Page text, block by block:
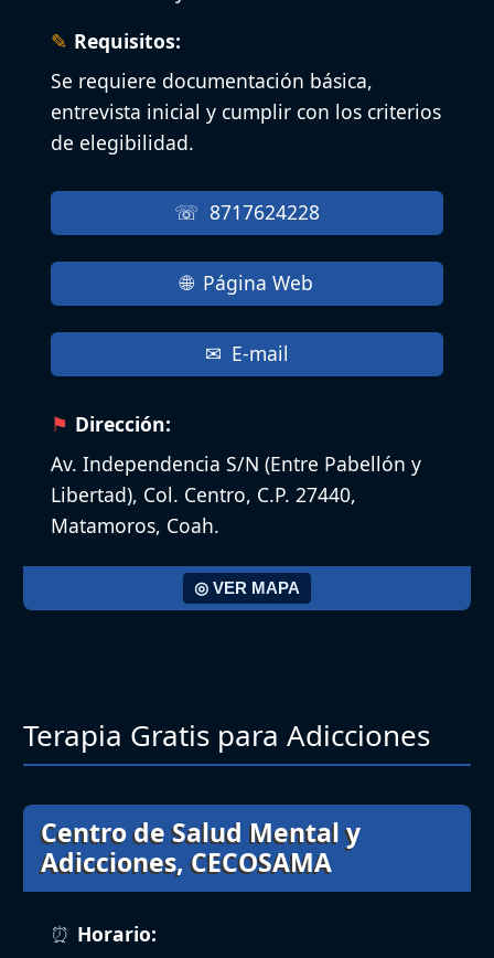
Requisitos:
Se requiere documentación básica,
entrevista inicial y cumplir con los criterios
de elegibilidad.
8717624228
Página Web
E-mail
Dirección:
Av. Independencia S/N (Entre Pabellón y
Libertad), Col. Centro, C.P. 27440,
Matamoros, Coah.
◎ VER MAPA
Terapia Gratis para Adicciones
Centro de Salud Mental y
Adicciones, CECOSAMA
Horario: